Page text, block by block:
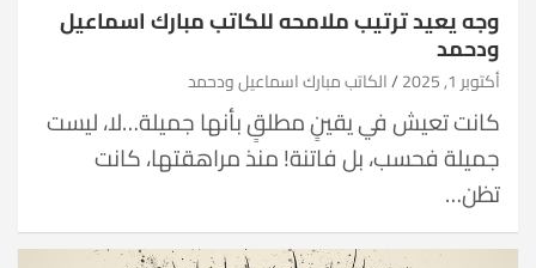
وجه يعيد ترتيب ملامحه للكاتب مبارك اسماعيل
ودحمد
أكتوبر 1, 2025 الكاتب مبارك اسماعيل ودحمد
كانت تعيش في يقينٍ مطلقٍ بأنها جميلة…لا، ليست
جميلة فحسب، بل فاتنة! منذ مراهقتها، كانت
تظن…